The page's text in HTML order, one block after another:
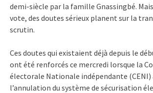
demi-siècle par la famille Gnassingbé.
vote, des doutes sérieux planent sur la
scrutin.
Ces doutes qui existaient déjà depuis le
ont été renforcés ce mercredi lorsque la
électorale Nationale indépendante (CENI)
l’annulation du système de sécurisation